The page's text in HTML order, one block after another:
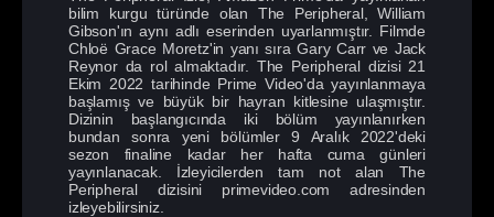
bilim kurgu türünde olan The Peripheral, William
Gibson'ın aynı adlı eserinden uyarlanmıştır. Filmde
Chloë Grace Moretz'in yanı sıra Gary Carr ve Jack
Reynor da rol almaktadır. The Peripheral dizisi 21
Ekim 2022 tarihinde Prime Video'da yayınlanmaya
başlamış ve büyük bir hayran kitlesine ulaşmıştır.
Dizinin başlangıcında iki bölüm yayınlanırken
bundan sonra yeni bölümler 9 Aralık 2022'deki
sezon finaline kadar her hafta cuma günleri
yayınlanacak. İzleyicilerden tam not alan The
Peripheral dizisini primevideo.com adresinden
izleyebilirsiniz.